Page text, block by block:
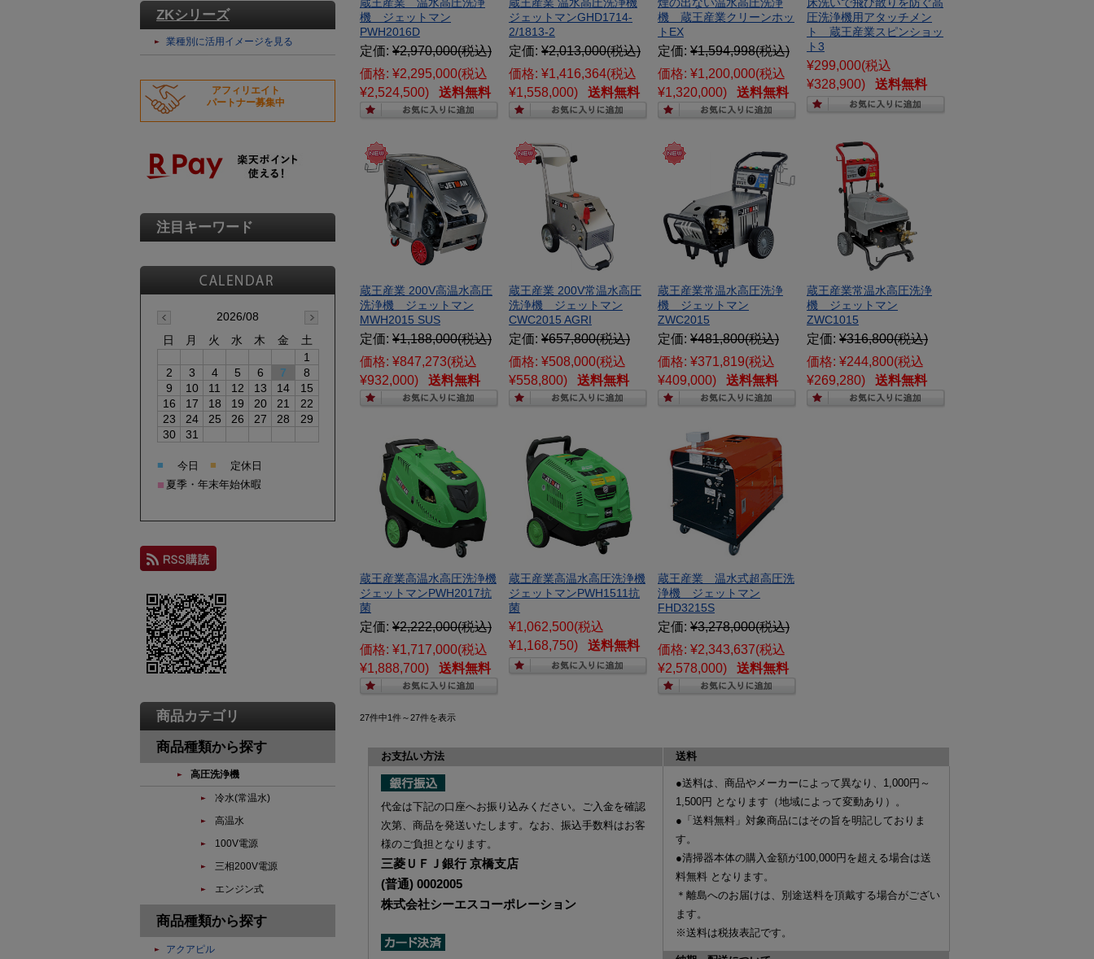
機 ジェットマン
PWH2016D
定価: ¥2,970,000(税込)
価格: ¥2,295,000(税込
¥2,524,500)
送料無料
ジェットマンGHD1714-
2/1813-2
定価: ¥2,013,000(税込)
価格: ¥1,416,364(税込
¥1,558,000)
送料無料
機 蔵王産業クリーンホッ
トEX
定価: ¥1,594,998(税込)
価格: ¥1,200,000(税込
¥1,320,000)
送料無料
圧洗浄機用アタッチメン
ト 蔵王産業スピンショッ
ト3
¥299,000(税込
¥328,900)
送料無料
蔵王産業 200V高温水高圧
洗浄機 ジェットマン
MWH2015 SUS
定価: ¥1,188,000(税込)
価格: ¥847,273(税込
¥932,000)
送料無料
蔵王産業 200V常温水高圧
洗浄機 ジェットマン
CWC2015 AGRI
定価: ¥657,800(税込)
価格: ¥508,000(税込
¥558,800)
送料無料
蔵王産業常温水高圧洗浄
機 ジェットマン
ZWC2015
定価: ¥481,800(税込)
価格: ¥371,819(税込
¥409,000)
送料無料
蔵王産業常温水高圧洗浄
機 ジェットマン
ZWC1015
定価: ¥316,800(税込)
価格: ¥244,800(税込
¥269,280)
送料無料
蔵王産業高温水高圧洗浄機
ジェットマンPWH2017抗
菌
定価: ¥2,222,000(税込)
価格: ¥1,717,000(税込
¥1,888,700)
送料無料
蔵王産業高温水高圧洗浄機
ジェットマンPWH1511抗
菌
¥1,062,500(税込
¥1,168,750)
送料無料
蔵王産業 温水式超高圧洗
浄機 ジェットマン
FHD3215S
定価: ¥3,278,000(税込)
価格: ¥2,343,637(税込
¥2,578,000)
送料無料
27件中1件～27件を表示
お支払い方法 送料
代金は下記の口座へお振り込みください。ご入金を確認
次第、商品を発送いたします。なお、振込手数料はお客
様のご負担となります。
三菱ＵＦＪ銀行 京橋支店
(普通) 0002005
株式会社シーエスコーポレーション
●送料は、商品やメーカーによって異なり、 1,000円～
1,500円 となります（地域によって変動あり）。
●「送料無料」対象商品にはその旨を明記しておりま
す。
●清掃器本体の購入金額が100,000円を超える場合は送
料無料 となります。
＊離島へのお届けは、別途送料を頂戴する場合がござい
ます。
※送料は税抜表記です。
ZKシリーズ
業種別に活用イメージを見る
アフィリエイト
パートナー募集中
注目キーワード
2026/08
日
月 火 水 木 金
土
1
2
3 4 5 6 7
8
9
10 11 12 13 14
15
16
17 18 19 20 21
22
23
24 25 26 27 28
29
30
31
■ 今日 ■ 定休日
■ 夏季・年末年始休暇
商品カテゴリ
商品種類から探す
高圧洗浄機
冷水(常温水)
高温水
100V電源
三相200V電源
エンジン式
商品種類から探す
アクアピル